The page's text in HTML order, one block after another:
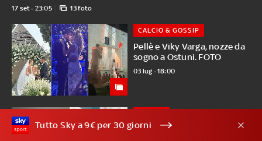
17 set - 23:05 13 foto
Pellè e Viky Varga, nozze da
sogno a Ostuni. FOTO
CALCIO & GOSSIP
03 lug - 18:00
Sensi e Giulia, che gioia: è
Tutto Sky a 9€ per 30 giorni